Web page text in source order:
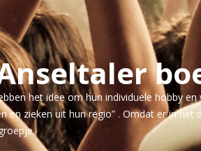
het idee om hun individuele hobby
zieken uit hun regio” . Omdat er in